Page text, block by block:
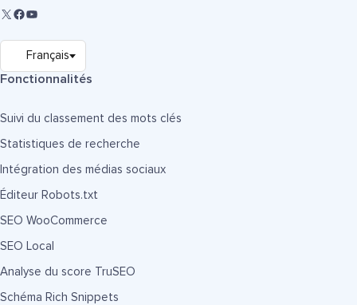
Fonctionnalités
Suivi du classement des mots clés
Statistiques de recherche
Intégration des médias sociaux
Éditeur Robots.txt
SEO WooCommerce
SEO Local
Analyse du score TruSEO
Schéma Rich Snippets